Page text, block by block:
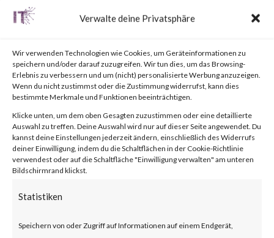
Verwalte deine Privatsphäre
Wir verwenden Technologien wie Cookies, um Geräteinformationen zu
speichern und/oder darauf zuzugreifen. Wir tun dies, um das Browsing-
Erlebnis zu verbessern und um (nicht) personalisierte Werbung anzuzeigen.
Wenn du nicht zustimmst oder die Zustimmung widerrufst, kann dies
bestimmte Merkmale und Funktionen beeinträchtigen.
Klicke unten, um dem oben Gesagten zuzustimmen oder eine detaillierte
Auswahl zu treffen. Deine Auswahl wird nur auf dieser Seite angewendet. Du
kannst deine Einstellungen jederzeit ändern, einschließlich des Widerrufs
deiner Einwilligung, indem du die Schaltflächen in der Cookie-Richtlinie
verwendest oder auf die Schaltfläche "Einwilligung verwalten" am unteren
Bildschirmrand klickst.
Statistiken
Speichern von oder Zugriff auf Informationen auf einem Endgerät,
von 23. Juli 2023 Unkategorisiert | 0 Kommentare
Facebook 0
What is JumpCloud?
JumpCloud is a U.S. based IT
central access control and
device management centralized